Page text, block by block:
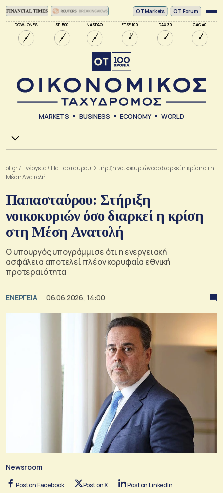
DOW JONES SP 500 NASDAQ FTSE 100 DAX 30 CAC 40
ΟΤ Markets OT Forum
MARKETS BUSINESS ECONOMY WORLD
Χ.Α.
ot.gr/ Ενέργεια/ Παπασταύρου: Στήριξη νοικοκυριών όσο διαρκεί η κρίση στη
Μέση Ανατολή
Παπασταύρου: Στήριξη
νοικοκυριών όσο διαρκεί η κρίση
στη Μέση Ανατολή
Ο υπουργός υπογράμμισε ότι η ενεργειακή
ασφάλεια αποτελεί πλέον κορυφαία εθνική
προτεραιότητα
ΕΝΕΡΓΕΙΑ 06.06.2026, 14:00
Newsroom
Post on Facebook Post on X Post on LinkedIn